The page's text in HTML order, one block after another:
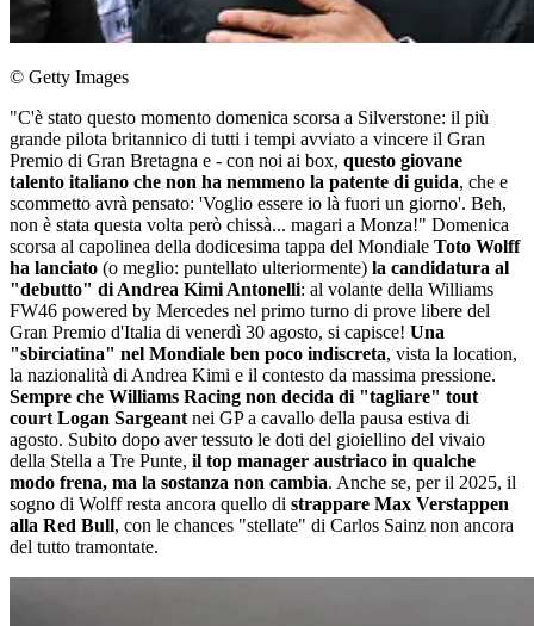
© Getty Images
"C'è stato questo momento domenica scorsa a Silverstone: il più
grande pilota britannico di tutti i tempi avviato a vincere il Gran
Premio di Gran Bretagna e - con noi ai box, questo giovane
talento italiano che non ha nemmeno la patente di guida, che e
scommetto avrà pensato: 'Voglio essere io là fuori un giorno'. Beh,
non è stata questa volta però chissà... magari a Monza!" Domenica
scorsa al capolinea della dodicesima tappa del Mondiale Toto Wolff
ha lanciato (o meglio: puntellato ulteriormente) la candidatura al
"debutto" di Andrea Kimi Antonelli: al volante della Williams
FW46 powered by Mercedes nel primo turno di prove libere del
Gran Premio d'Italia di venerdì 30 agosto, si capisce! Una
"sbirciatina" nel Mondiale ben poco indiscreta, vista la location,
la nazionalità di Andrea Kimi e il contesto da massima pressione.
Sempre che Williams Racing non decida di "tagliare" tout
court Logan Sargeant nei GP a cavallo della pausa estiva di
agosto. Subito dopo aver tessuto le doti del gioiellino del vivaio
della Stella a Tre Punte, il top manager austriaco in qualche
modo frena, ma la sostanza non cambia. Anche se, per il 2025, il
sogno di Wolff resta ancora quello di strappare Max Verstappen
alla Red Bull, con le chances "stellate" di Carlos Sainz non ancora
del tutto tramontate.